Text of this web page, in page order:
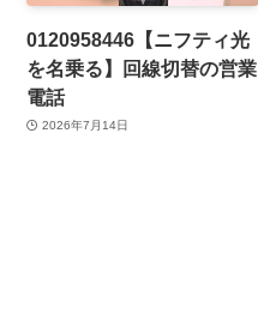
0120958446【ニフティ光
を名乗る】回線切替の営業
電話
2026年7月14日